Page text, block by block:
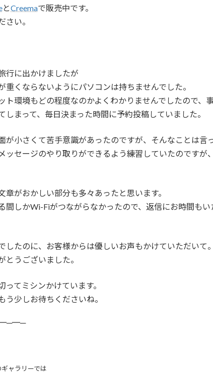
とCreemaで販売中です。
さい。
行に出かけましたが
重くならないようにパソコンは持ちませんでした。
ト環境もどの程度なのかよくわかりませんでしたので、
しまって、毎日決まった時間に予約投稿していました。
が小さくて苦手意識があったのですが、そんなことは言
ッセージのやり取りができるよう練習していたのですが
章がおかしい部分も多々あったと思います。
間しかWi-Fiがつながらなかったので、返信にお時間もい
したのに、お客様からは優しいお声もかけていただいて。
とうございました。
ってミシンかけています。
う少しお待ちくださいね。
ャラリーでは